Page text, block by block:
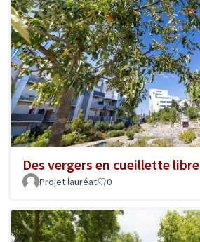
Des vergers en cueillette libre
Projet lauréat 0